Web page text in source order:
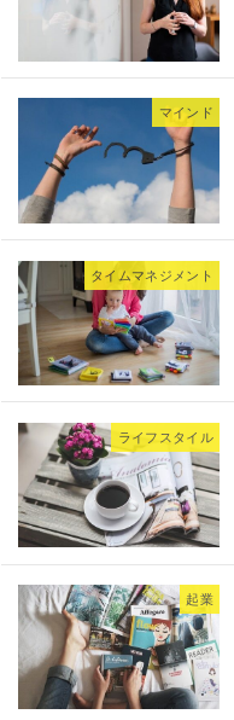
マインド
タイムマネジメント
ライフスタイル
起業